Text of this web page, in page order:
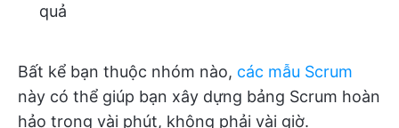
quả
Bất kể bạn thuộc nhóm nào, các mẫu Scrum
này có thể giúp bạn xây dựng bảng Scrum hoàn
hảo trong vài phút, không phải vài giờ.